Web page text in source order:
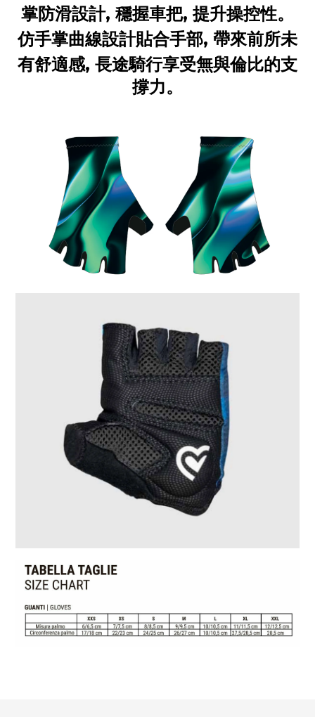
掌防滑設計, 穩握車把, 提升操控性。
仿手掌曲線設計貼合手部, 帶來前所未
有舒適感, 長途騎行享受無與倫比的支
撐力。